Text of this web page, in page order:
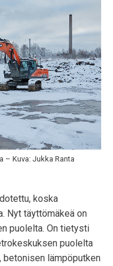
– Kuva: Jukka Ranta
koska
Nyt täyttömäkeä on
puolelta. On tietysti
puolelta
betonisen lämpöputken